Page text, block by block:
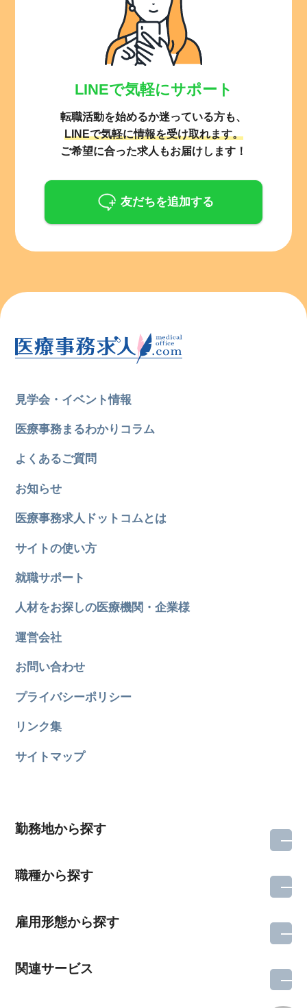
LINEで気軽にサポート
転職活動を始めるか迷っている方も、
LINEで気軽に情報を受け取れます。
ご希望に合った求人もお届けします！
友だちを追加する
見学会・イベント情報
医療事務まるわかりコラム
よくあるご質問
お知らせ
医療事務求人ドットコムとは
サイトの使い方
就職サポート
人材をお探しの医療機関・企業様
運営会社
お問い合わせ
プライバシーポリシー
リンク集
サイトマップ
勤務地から探す
職種から探す
雇用形態から探す
関連サービス